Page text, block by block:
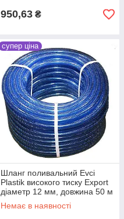
950,63 ₴
супер ціна
Шланг поливальний Evci
Plastik високого тиску Export
діаметр 12 мм, довжина 50 м
(VD 12 50)
Немає в наявності